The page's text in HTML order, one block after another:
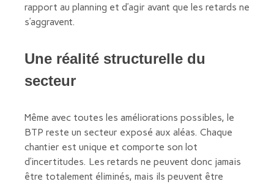
rapport au planning et d’agir avant que les retards ne
s’aggravent.
Une réalité structurelle du
secteur
Même avec toutes les améliorations possibles, le
BTP reste un secteur exposé aux aléas. Chaque
chantier est unique et comporte son lot
d’incertitudes. Les retards ne peuvent donc jamais
être totalement éliminés, mais ils peuvent être